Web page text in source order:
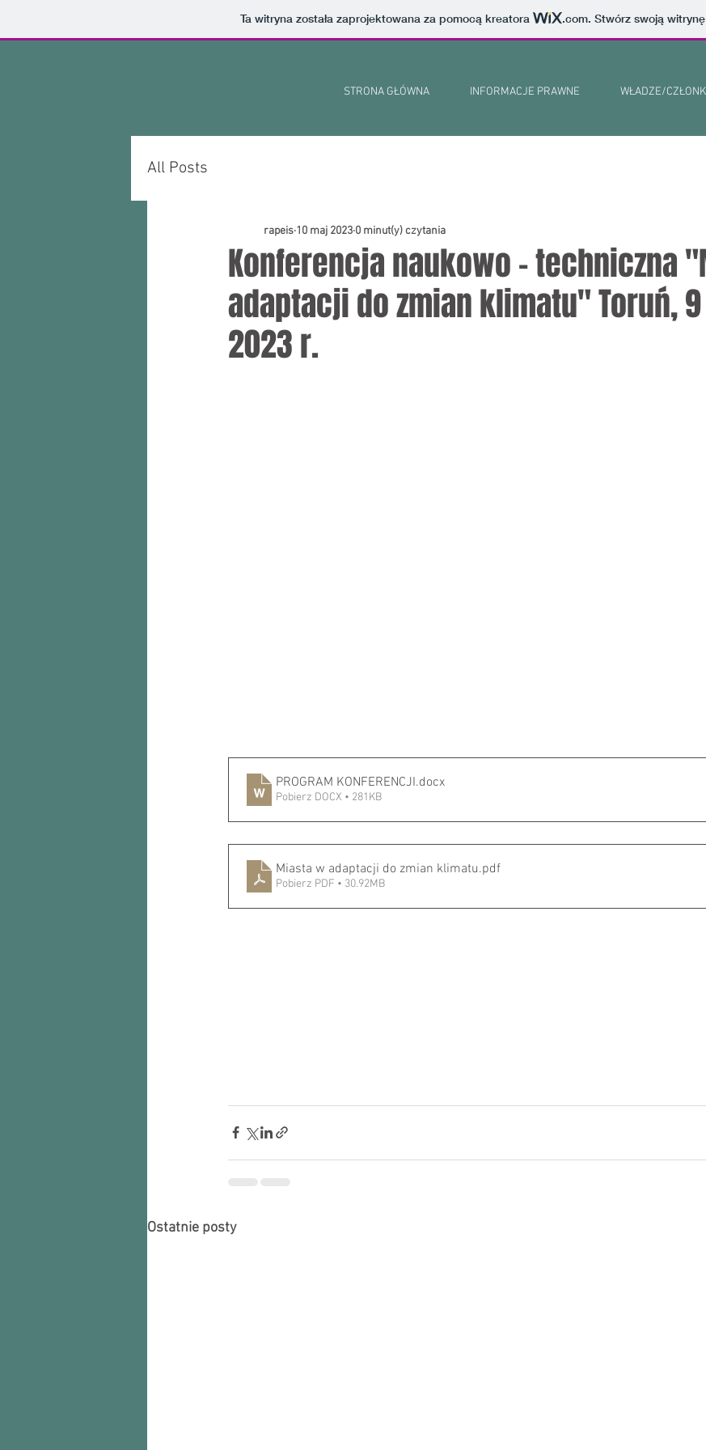
Ta witryna została zaprojektowana za pomocą kreatora .com. Stwórz swoją
STRONA GŁÓWNA INFORMACJE PRAWNE WŁADZE/
All Posts
Konferencja naukowo - techniczna
adaptacji do zmian klimatu" Toruń,
2023 r.
rapeis 10 maj 2023 0 minut(y) czytania
PROGRAM KONFERENCJI.docx
Pobierz DOCX • 281KB
Miasta w adaptacji do zmian klimatu.pdf
Pobierz PDF • 30.92MB
Ostatnie posty